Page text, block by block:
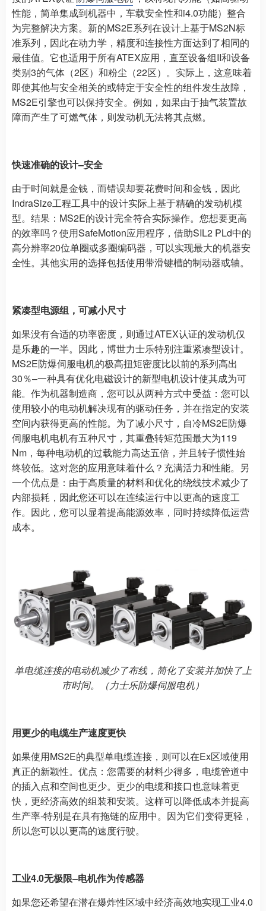
性能，简单集成到机器中，车载安全性和i4.0功能）整合
为完整解决方案。新的MS2E系列在设计上基于MS2N标
准系列，因此在动力学，精度和连接性方面达到了相同的
最佳值。它也适用于所有ATEX应用，直至设备组II和设备
类别3的气体（2区）和粉尘（22区）。实际上，这意味着
即使其他与安全相关的或特定于安全性的组件发生故障，
MS2E引擎也可以保持安全。例如，如果由于抽气装置故
障而产生了可燃气体，则发动机无法将其点燃。
快速准确的设计–安全
由于时间就是金钱，而错误却要花费时间和金钱，因此
IndraSize工程工具中的设计实际上基于精确的发动机模
型。结果：MS2E的设计完全符合实际操作。您想要更高
的效率吗？使用SafeMotion应用程序，借助SIL2 PLd中的
高分辨率20位单圈或多圈编码器，可以实现最大的机器安
全性。其他实用的选择包括使用带滑键槽的制动器或轴。
紧凑型电源组，可减小尺寸
如果没有合适的功率密度，则通过ATEX认证的发动机仅
是乐趣的一半。因此，博世力士乐特别注重紧凑型设计。
MS2E防爆伺服电机的极高扭矩密度比以前的系列高出
30％–一种具有优化电磁设计的新型电机设计使其成为可
能。作为机器制造商，您可以从两种方式中受益：您可以
使用较小的电动机解决现有的驱动任务，并在指定的安装
空间内获得更高的性能。为了减小尺寸，自冷MS2E防爆
伺服电机电机有五种尺寸，其重叠转矩范围最大为119
Nm，每种电动机的过载能力高达五倍，并且转子惯性始
终较低。这对您的应用意味着什么？充满活力和性能。另
一个优点是：由于高质量的材料和优化的绕线技术减少了
内部损耗，因此您还可以在连续运行中以更高的速度工
作。因此，您可以显着提高能源效率，同时持续降低运营
成本。
单电缆连接的电动机减少了布线，简化了安装并加快了上
市时间。（力士乐防爆伺服电机）
用更少的电缆生产速度更快
如果使用MS2E的典型单电缆连接，则可以在Ex区域使用
真正的新颖性。优点：您需要的材料少得多，电缆管道中
的插入点和空间也更少。更少的电缆和接口也意味着更
快，更经济高效的组装和安装。这样可以降低成本并提高
生产率-特别是在具有拖链的应用中。因为它们变得更轻，
所以您可以以更高的速度行驶。
工业4.0无极限–电机作为传感器
如果您还希望在潜在爆炸性区域中经济高效地实现工业4.0